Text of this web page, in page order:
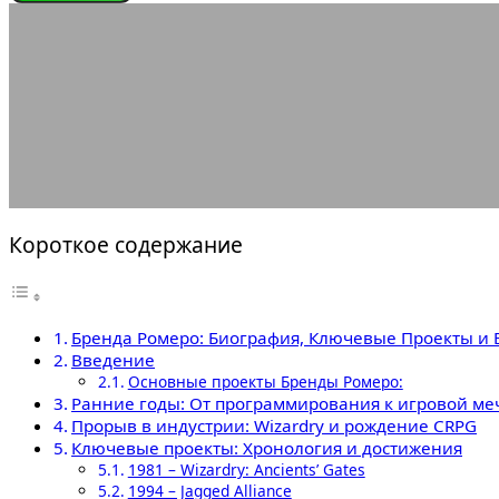
Короткое содержание
Бренда Ромеро: Биография, Ключевые Проекты
Введение
Основные проекты Бренды Ромеро:
Ранние годы: От программирования к игровой
Прорыв в индустрии: Wizardry и рождение CRPG
Ключевые проекты: Хронология и достижения
1981 – Wizardry: Ancients’ Gates
1994 – Jagged Alliance